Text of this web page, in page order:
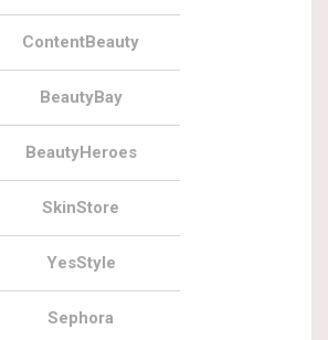
ContentBeauty
BeautyBay
BeautyHeroes
SkinStore
YesStyle
Sephora